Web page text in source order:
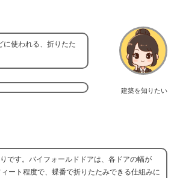
建築を知りたい
に使われる、折りたた
です。バイフォールドドアは、各ドアの幅が
ート程度で、蝶番で折りたたみできる仕組みに